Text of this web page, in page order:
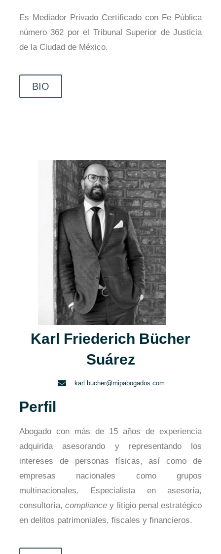
Es Mediador Privado Certificado con Fe Pública
número 362 por el Tribunal Superior de Justicia
de la Ciudad de México.
BIO
Karl Friederich Bücher
Suárez
karl.bucher@mipabogados.com
Perfil
Abogado con más de 15 años de experiencia
adquirida asesorando y representando los
intereses de personas físicas, así como de
empresas nacionales como grupos
multinacionales. Especialista en asesoría,
consultoría, compliancey litigio penal estratégico
en delitos patrimoniales, fiscales y financieros.